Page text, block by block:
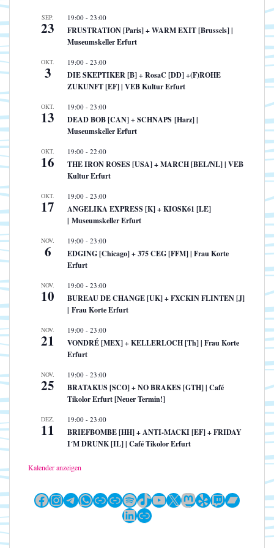
SEP.
23
19:00 - 23:00
FRUSTRATION [Paris] + WARM EXIT [Brussels] |
Museumskeller Erfurt
OKT.
3
19:00 - 23:00
DIE SKEPTIKER [B] + RosaC [DD] +(F)ROHE
ZUKUNFT [EF] | VEB Kultur Erfurt
OKT.
13
19:00 - 23:00
DEAD BOB [CAN] + SCHNAPS [Harz] |
Museumskeller Erfurt
OKT.
16
19:00 - 22:00
THE IRON ROSES [USA] + MARCH [BEL/NL] | VEB
Kultur Erfurt
OKT.
17
19:00 - 23:00
ANGELIKA EXPRESS [K] + KIOSK61 [LE]
| Museumskeller Erfurt
NOV.
6
19:00 - 23:00
EDGING [Chicago] + 375 CEG [FFM] | Frau Korte
Erfurt
NOV.
10
19:00 - 23:00
BUREAU DE CHANGE [UK] + FXCKIN FLINTEN [J]
| Frau Korte Erfurt
NOV.
21
19:00 - 23:00
VONDRÉ [MEX] + KELLERLOCH [Th] | Frau Korte
Erfurt
NOV.
25
19:00 - 23:00
BRATAKUS [SCO] + NO BRAKES [GTH] | Café
Tikolor Erfurt [Neuer Termin!]
DEZ.
11
19:00 - 23:00
BRIEFBOMBE [HH] + ANTI-MACKI [EF] + FRIDAY
I´M DRUNK [IL] | Café Tikolor Erfurt
Kalender anzeigen
Facebook
Instagram
Telegram
WhatsApp
LinkLinkSpotify
TikTok
YouTube
X Mastodon
YelpTwitch
LinkedIn
Link